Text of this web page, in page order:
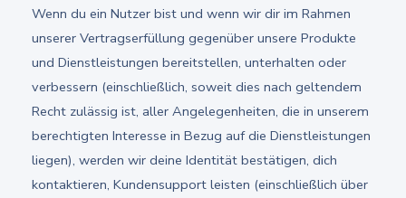
Wenn du ein Nutzer bist und wenn wir dir im Rahmen
unserer Vertragserfüllung gegenüber unsere Produkte
und Dienstleistungen bereitstellen, unterhalten oder
verbessern (einschließlich, soweit dies nach geltendem
Recht zulässig ist, aller Angelegenheiten, die in unserem
berechtigten Interesse in Bezug auf die Dienstleistungen
liegen), werden wir deine Identität bestätigen, dich
kontaktieren, Kundensupport leisten (einschließlich über